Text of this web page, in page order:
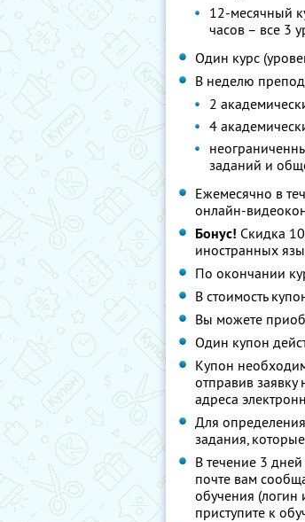
12-месячный
часов – все 3
Один курс
В неделю
2
4
заданий и
Ежемесячно в
онлайн-
Бонус! Скидка
иностранных
По окончании
В стоимость
Вы можете
Один купон
Купон
отправив заявку
адреса
Для
задания,
В течение 3
почте вам
обучения (логин
приступите к